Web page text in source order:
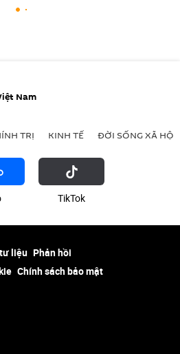
Nam
TRỊ KINH TẾ ĐỜI SỐNG XÃ HỘI
ТikТоk
liệu Phản hồi
Chính sách bảo mật